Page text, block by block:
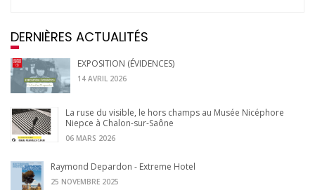
DERNIÈRES ACTUALITÉS
EXPOSITION (ÉVIDENCES)
14 AVRIL 2026
La ruse du visible, le hors champs au Musée Nicéphore
Niepce à Chalon-sur-Saône
06 MARS 2026
Raymond Depardon - Extreme Hotel
25 NOVEMBRE 2025